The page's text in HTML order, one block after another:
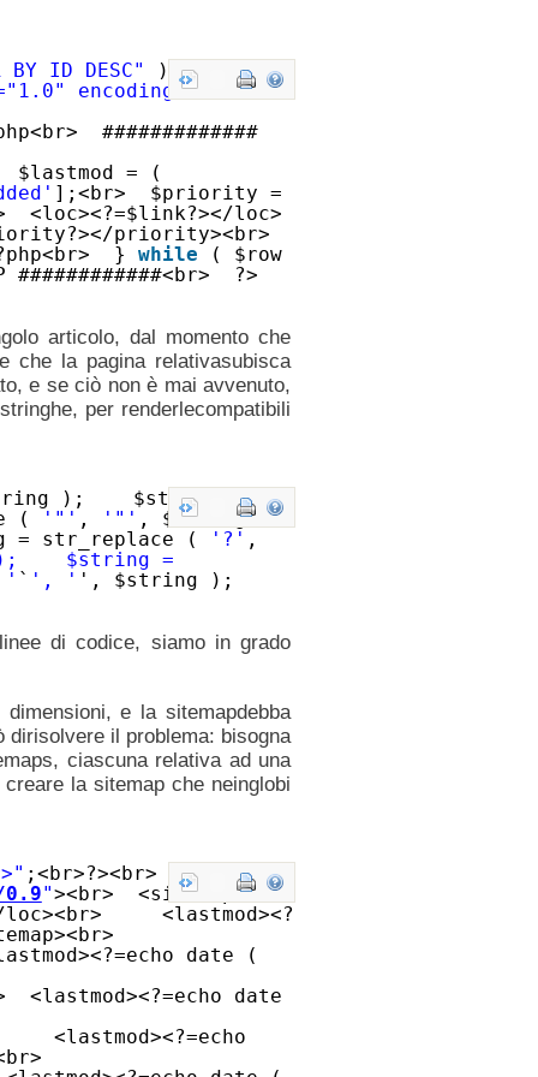
ID DESC"
);<br>
encoding="utf-8"?
#############
= (
];<br> $priority =
<loc><?=$link?></loc>
priority><br>
} while
( $row
?>
articolo, dal momento che
che la pagina relativasubisca
e se ciò non è mai avvenuto,
per renderlecompatibili
); $string =
(
'"' , '"' , $string
str_replace (
'?' ,
$string =
' ` ', ' ', $string );
di codice, siamo in grado
e la sitemapdebba
dirisolvere il problema: bisogna
ciascuna relativa ad una
la sitemap che neinglobi
;<br>?><br>
0.9"><br> <sitemap>
<lastmod><?
date (
<lastmod><?=echo date